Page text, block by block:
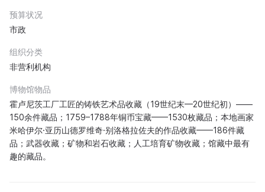
预算状况
市政
组织分类
非营利机构
博物馆物品
霍卢尼茨工厂工匠的铸铁艺术品收藏（19世纪末—20世纪初）——
150余件藏品；1759–1788年铜币宝藏——1530枚藏品；本地画家
米哈伊尔·亚历山德罗维奇·别洛格拉佐夫的作品收藏——186件藏
品；武器收藏；矿物和岩石收藏；人工培育矿物收藏；馆藏中最有
趣的藏品。